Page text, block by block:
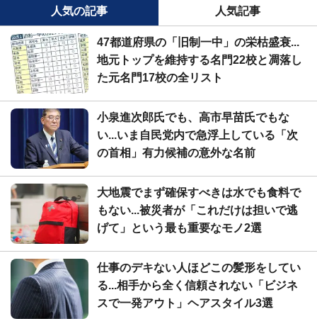
人気の記事 人気記事
47都道府県の「旧制一中」の栄枯盛衰...
地元トップを維持する名門22校と凋落し
た元名門17校の全リスト
小泉進次郎氏でも、高市早苗氏でもな
い...いま自民党内で急浮上している「次
の首相」有力候補の意外な名前
大地震でまず確保すべきは水でも食料で
もない...被災者が「これだけは担いで逃
げて」という最も重要なモノ2選
仕事のデキない人ほどこの髪形をしてい
る...相手から全く信頼されない「ビジネ
スで一発アウト」ヘアスタイル3選